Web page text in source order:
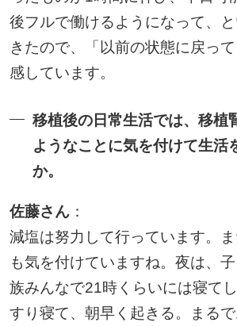
後フルで働けるようになって、
きたので、「以前の状態に戻っ
感しています。
移植後の日常生活では、移植
ようなことに気を付けて生活
か。
佐藤さん：
減塩は努力して行っています。
も気を付けていますね。夜は、
族みんなで21時くらいには寝て
すり寝て、朝早く起きる。まる